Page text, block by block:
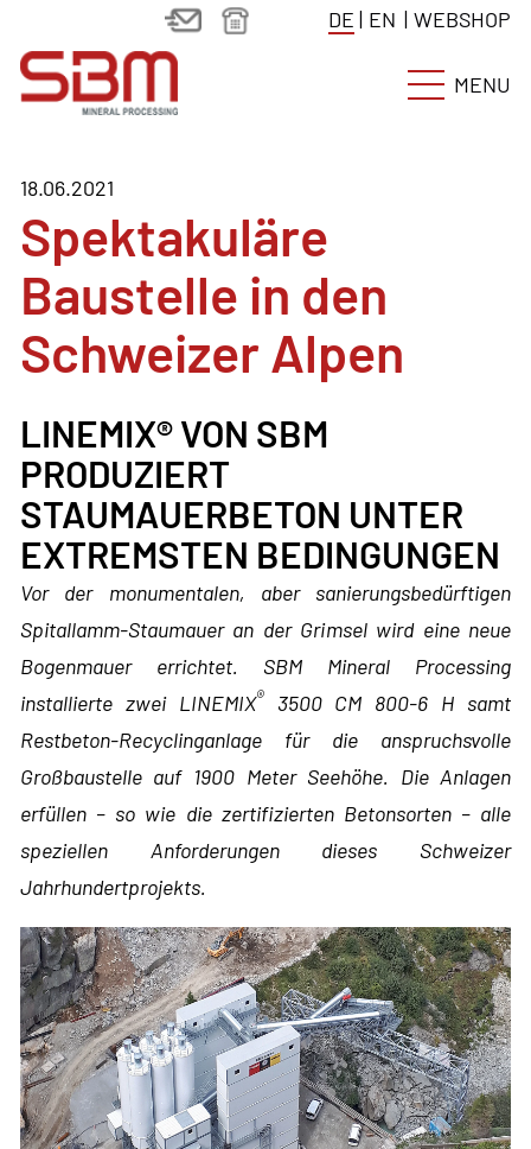
DE | EN | WEBSHOP
MENU
18.06.2021
Spektakuläre
Baustelle in den
Schweizer Alpen
LINEMIX® VON SBM
PRODUZIERT
STAUMAUERBETON UNTER
EXTREMSTEN BEDINGUNGEN
Vor der monumentalen, aber sanierungsbedürftigen
Spitallamm-Staumauer an der Grimsel wird eine neue
Bogenmauer errichtet. SBM Mineral Processing
installierte zwei LINEMIX®3500 CM 800-6 H samt
Restbeton-Recyclinganlage für die anspruchsvolle
Großbaustelle auf 1900 Meter Seehöhe. Die Anlagen
erfüllen – so wie die zertifizierten Betonsorten – alle
speziellen Anforderungen dieses Schweizer
Jahrhundertprojekts.